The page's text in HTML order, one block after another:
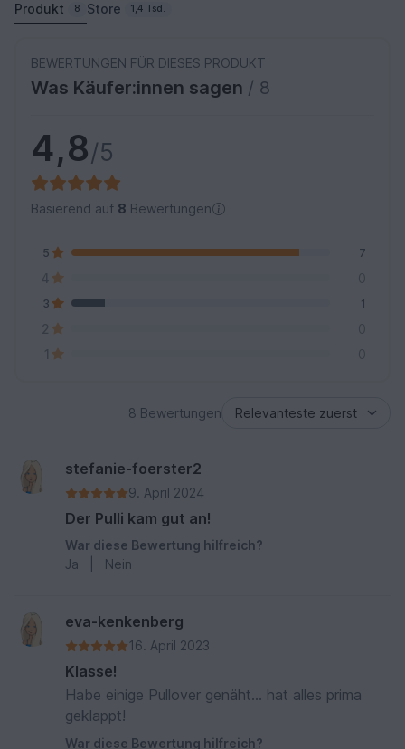
Produkt 8 Store 1,4 Tsd.
BEWERTUNGEN FÜR DIESES PRODUKT
Was Käufer:innen sagen / 8
4,8/5
Basierend auf 8 Bewertungen
5 7
4 0
3 1
2
0
1
0
8 Bewertungen
stefanie-foerster2
9. April 2024
Der Pulli kam gut an!
War diese Bewertung hilfreich?
Ja
Nein
eva-kenkenberg
16. April 2023
Klasse!
Habe einige Pullover genäht… hat alles prima
geklappt!
War diese Bewertung hilfreich?